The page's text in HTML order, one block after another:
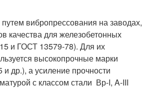
вибропрессования на заводах,
качества для железобетонных
и ГОСТ 13579-78). Для их
высокопрочные марки
др.), а усиление прочности
с классом стали Вр-I, A-III